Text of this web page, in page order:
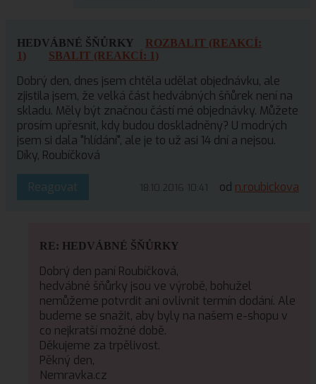
HEDVÁBNÉ ŠŇŮRKY
ROZBALIT (REAKCÍ:
1)
SBALIT (REAKCÍ: 1)
Dobrý den, dnes jsem chtěla udělat objednávku, ale
zjistila jsem, že velká část hedvábných šňůrek není na
skladu. Měly být značnou částí mé objednávky. Můžete
prosím upřesnit, kdy budou doskladněny? U modrých
jsem si dala "hlídání", ale je to už asi 14 dní a nejsou.
Díky, Roubíčková
Reagovat 18.10.2016 10:41 od n.roubickova
RE: HEDVÁBNÉ ŠŇŮRKY
Dobrý den paní Roubíčková,
hedvábné šňůrky jsou ve výrobě, bohužel
nemůžeme potvrdit ani ovlivnit termín dodání. Ale
budeme se snažit, aby byly na našem e-shopu v
co nejkratší možné době.
Děkujeme za trpělivost.
Pěkný den,
Nemravka.cz